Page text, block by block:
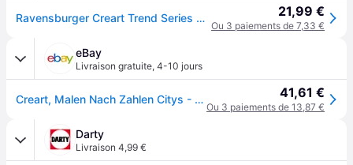
Ravensburger Creart Trend Series C Lisbon Multicolore 21,99 €
Ou 3 paiements de 7,33 €
eBay
Livraison gratuite, 4-10 jours
Creart, Malen Nach Zahlen Citys - Farbenfrohes Lissabon 41,61 €
Ou 3 paiements de 13,87 €
Darty
Livraison 4,99 €